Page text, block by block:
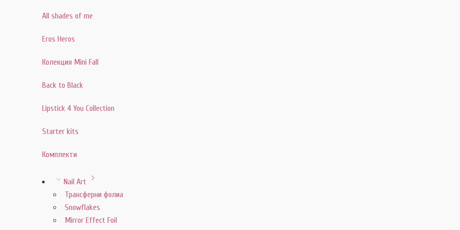
All shades of me
Eros Heros
Колекция Mini Fall
Back to Black
Lipstick 4 You Collection
Starter kits
Комплекти
Nail Art
Трансферни фолиа
Snowflakes
Mirror Effect Foil